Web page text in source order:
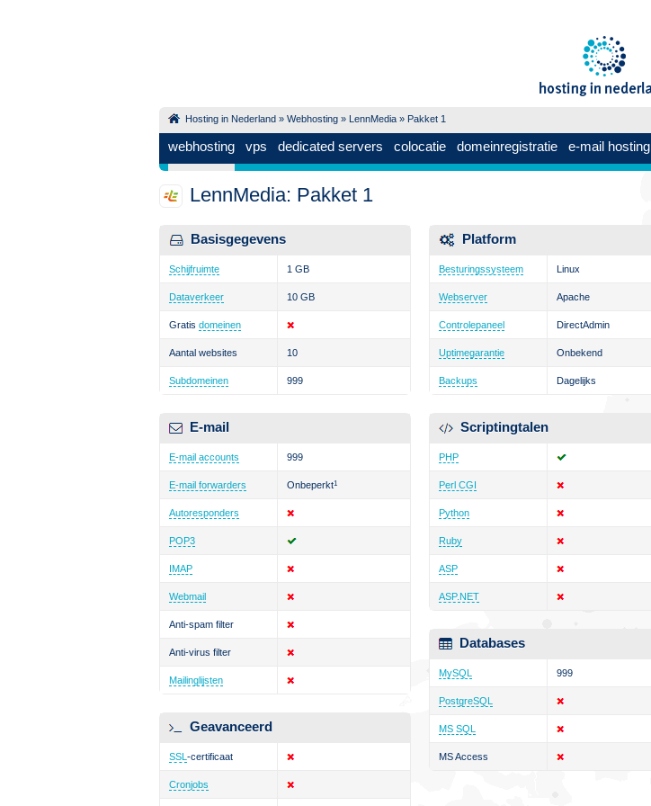
Hosting in Nederland » Webhosting » LennMedia » Pakket 1
webhosting vps dedicated servers colocatie domeinregistratie e-mail hosting
LennMedia: Pakket 1
Basisgegevens
Schijfruimte 1 GB
Dataverkeer 10 GB
Gratis domeinen
Aantal websites 10
Subdomeinen 999
E-mail
E-mail accounts 999
E-mail forwarders Onbeperkt1
Autoresponders
POP3
IMAP
Webmail
Anti-spam filter
Anti-virus filter
Mailinglijsten
Geavanceerd
SSL -certificaat
Cronjobs
Platform
Besturingssysteem Linux
Webserver Apache
Controlepaneel DirectAdmin
Uptimegarantie Onbekend
Backups Dagelijks
Scriptingtalen
PHP
Perl CGI
Python
Ruby
ASP
ASP.NET
Databases
MySQL 999
PostgreSQL
MS SQL
MS Access